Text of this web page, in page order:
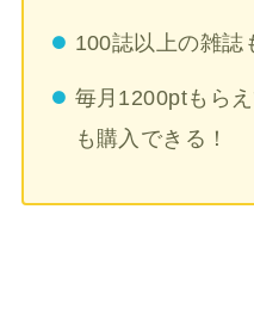
100誌以上の雑誌
毎月1200ptもら
も購入できる！